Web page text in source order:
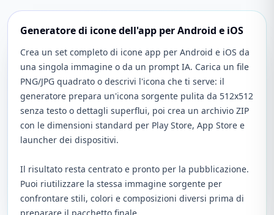
Generatore di icone dell'app per Android e iOS
Crea un set completo di icone app per Android e iOS da
una singola immagine o da un prompt IA. Carica un file
PNG/JPG quadrato o descrivi l'icona che ti serve: il
generatore prepara un'icona sorgente pulita da 512x512
senza testo o dettagli superflui, poi crea un archivio ZIP
con le dimensioni standard per Play Store, App Store e
launcher dei dispositivi.
Il risultato resta centrato e pronto per la pubblicazione.
Puoi riutilizzare la stessa immagine sorgente per
confrontare stili, colori e composizioni diversi prima di